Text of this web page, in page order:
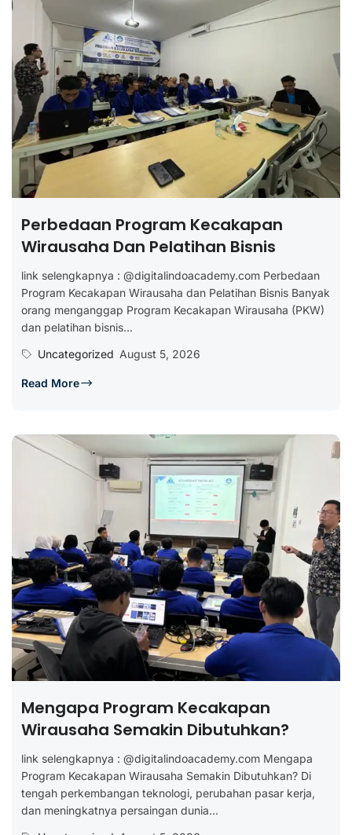
Perbedaan Program Kecakapan
Wirausaha Dan Pelatihan Bisnis
link selengkapnya : @digitalindoacademy.com Perbedaan
Program Kecakapan Wirausaha dan Pelatihan Bisnis Banyak
orang menganggap Program Kecakapan Wirausaha (PKW)
dan pelatihan bisnis...
Uncategorized August 5, 2026
Read More
Mengapa Program Kecakapan
Wirausaha Semakin Dibutuhkan?
link selengkapnya : @digitalindoacademy.com Mengapa
Program Kecakapan Wirausaha Semakin Dibutuhkan? Di
tengah perkembangan teknologi, perubahan pasar kerja,
dan meningkatnya persaingan dunia...